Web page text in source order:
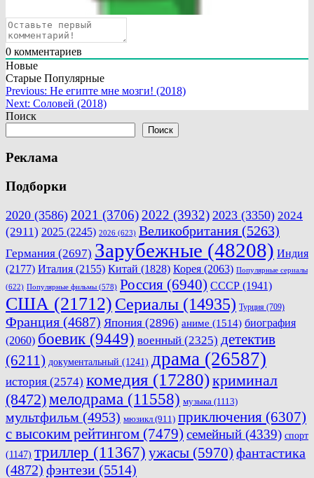
0 комментариев
Новые
Старые Популярные
Навигация
по
Previous: Не египте мне мозги! (2018)
Next: Соловей (2018)
Поиск
Поиск
Реклама
Подборки
2020 (3586) 2021 (3706) 2022 (3932) 2023 (3350) 2024
(2911) 2025 (2245) 2026 (623) Великобритания (5263)
Германия (2697) Зарубежные (48208) Индия
(2177) Италия (2155) Китай (1828) Корея (2063) Популярные сериалы
(622) Популярные фильмы (578) Россия (6940) СССР (1941)
США (21712) Сериалы (14935) Турция (709)
Франция (4687) Япония (2896) аниме (1514) биография
(2060) боевик (9449) военный (2325) детектив
(6211) документальный (1241) драма (26587)
история (2574) комедия (17280)криминал
(8472)мелодрама (11558) музыка (1113)
мультфильм (4953) мюзикл (911) приключения (6307)
с высоким рейтингом (7479) семейный (4339) спорт
(1147) триллер (11367) ужасы (5970) фантастика
(4872) фэнтези (5514)